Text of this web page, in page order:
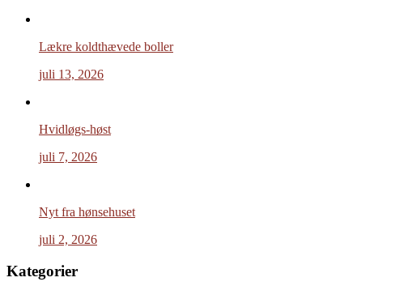
Lækre koldthævede boller
juli 13, 2026
Hvidløgs-høst
juli 7, 2026
Nyt fra hønsehuset
juli 2, 2026
Kategorier